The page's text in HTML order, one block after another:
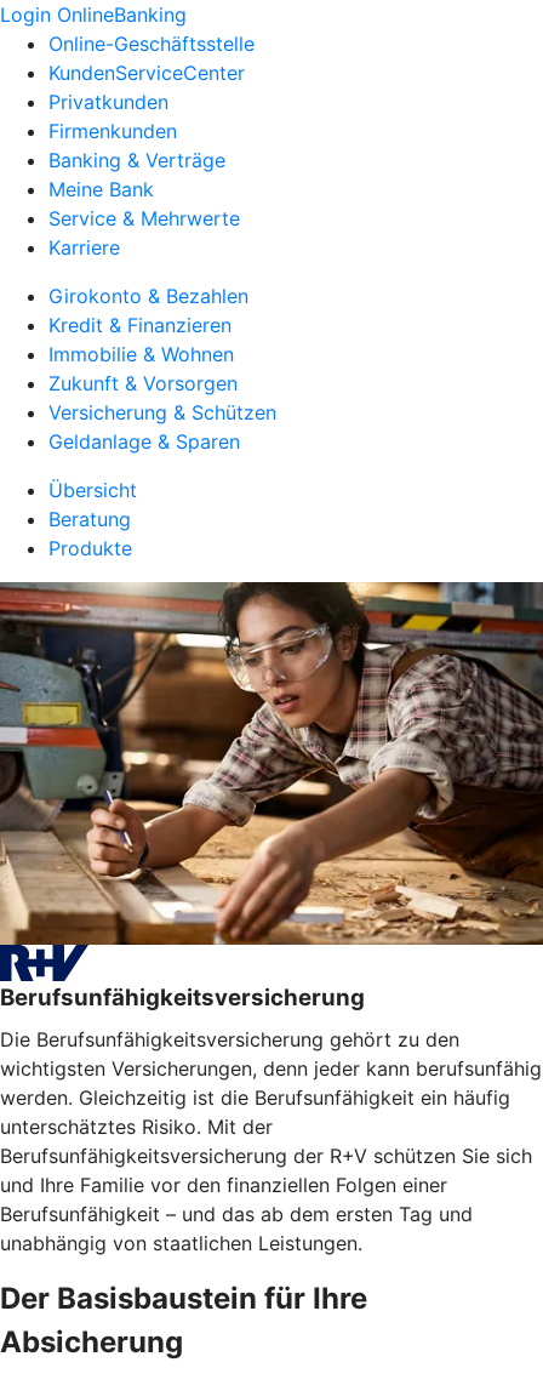
Login OnlineBanking
Online-Geschäftsstelle
KundenServiceCenter
Privatkunden
Firmenkunden
Banking & Verträge
Meine Bank
Service & Mehrwerte
Karriere
Girokonto & Bezahlen
Kredit & Finanzieren
Immobilie & Wohnen
Zukunft & Vorsorgen
Versicherung & Schützen
Geldanlage & Sparen
Übersicht
Beratung
Produkte
Berufsunfähigkeitsversicherung
Die Berufsunfähigkeitsversicherung gehört zu den
wichtigsten Versicherungen, denn jeder kann berufsunfähig
werden. Gleichzeitig ist die Berufsunfähigkeit ein häufig
unterschätztes Risiko. Mit der
Berufsunfähigkeitsversicherung der R+V schützen Sie sich
und Ihre Familie vor den finanziellen Folgen einer
Berufsunfähigkeit – und das ab dem ersten Tag und
unabhängig von staatlichen Leistungen.
Der Basisbaustein für Ihre
Absicherung